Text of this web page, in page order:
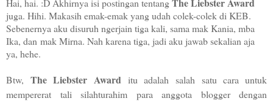
Hai, hai. :D Akhirnya isi postingan tentang
juga. Hihi. Makasih emak-emak yang udah colek-colek di KEB.
Sebenernya aku disuruh ngerjain tiga kali, sama mak Kania, mba
Ika, dan mak Mirna. Nah karena tiga, jadi aku jawab sekalian aja
ya, hehe.
Btw,The Liebster Award itu adalah salah satu cara untuk
mempererat tali silahturahim para anggota blogger dengan